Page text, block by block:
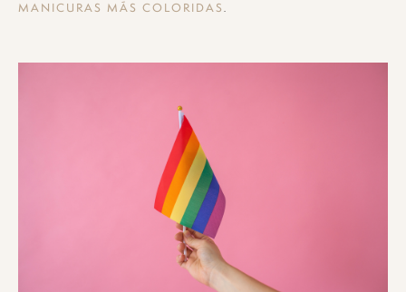
MANICURAS MÁS COLORIDAS .